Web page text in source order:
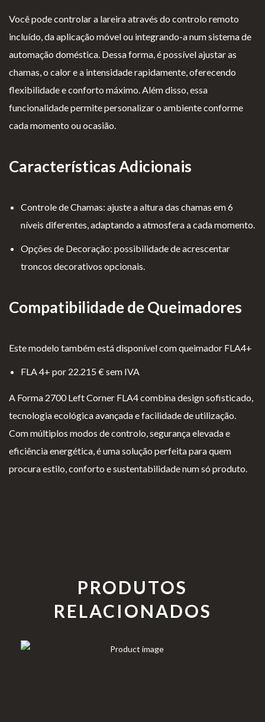
Você pode controlar a lareira através do controlo remoto
incluído, da aplicação móvel ou integrando-a num sistema de
automação doméstica. Dessa forma, é possível ajustar as
chamas, o calor e a intensidade rapidamente, oferecendo
flexibilidade e conforto máximo. Além disso, essa
funcionalidade permite personalizar o ambiente conforme
cada momento ou ocasião.
Características Adicionais
Controle de Chamas: ajuste a altura das chamas em 6
níveis diferentes, adaptando a atmosfera a cada momento.
Opções de Decoração: possibilidade de acrescentar
troncos decorativos opcionais.
Compatibilidade de Queimadores
Este modelo também está disponível com queimador FLA4+
FLA 4+ por 22.215 € sem IVA
A Forma 2700 Left Corner FLA4 combina design sofisticado,
tecnologia ecológica avançada e facilidade de utilização.
Com múltiplos modos de controlo, segurança elevada e
eficiência energética, é uma solução perfeita para quem
procura estilo, conforto e sustentabilidade num só produto.
PRODUTOS
RELACIONADOS